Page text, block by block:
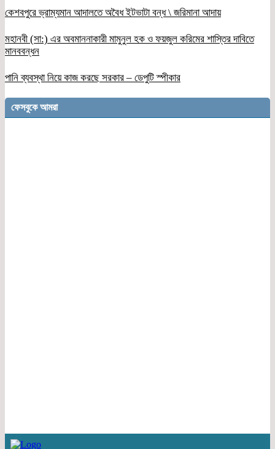
কেশবপুরে ভ্রাম্যমান আদালতে অবৈধ ইটভাটা বন্ধ \ জরিমানা আদায়
মহানবী (সা:) এর অবমাননাকারী মামুনুল হক ও ফয়জুল করিমের শাস্তির দাবিতে
মানববন্ধন
পানি ব্যবস্থা নিয়ে কাজ করছে সরকার – ডেপুটি স্পীকার
ফেসবুকে আমরা